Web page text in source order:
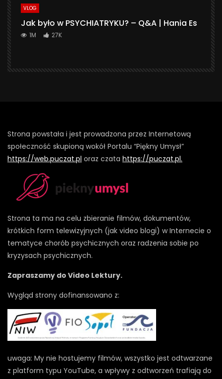
VLOG
Jak było w PSYCHIATRYKU? – Q&A | Hania Es
1M 27K
Strona powstała i jest prowadzona przez Internetową
społeczność skupioną wokół Portalu “Piękny Umysł”
https://web.puczat.pl oraz czata https://puczat.pl.
Strona ta ma na celu zbieranie filmów, dokumentów,
krótkich form telewizyjnych (jak video blogi) w Internecie o
tematyce chorób psychicznych oraz radzenia sobie po
kryzysach psychicznych.
Zapraszamy do Video Lektury.
Wygląd strony dofinansowano z:
uwaga: My nie hostujemy filmów, wszystko jest odtwarzane
z platform typu YouTube, a wpływy z odtworzeń trafiają do